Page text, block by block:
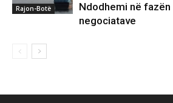
Rajon-Botë
Ndodhemi në
negociatave